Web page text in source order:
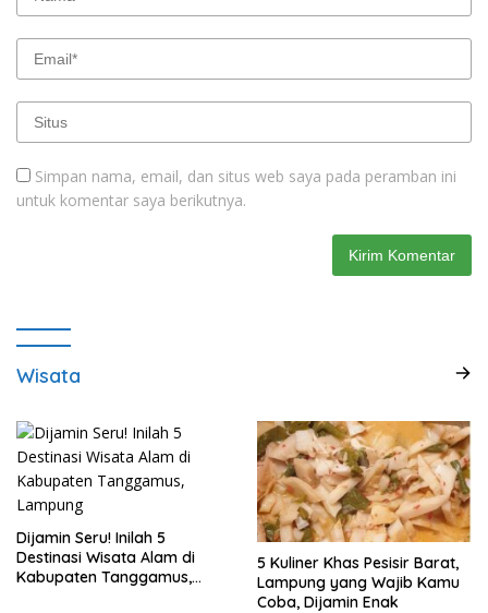
Simpan nama, email, dan situs web saya pada peramban ini
untuk komentar saya berikutnya.
Wisata
Dijamin Seru! Inilah 5
Destinasi Wisata Alam di
Kabupaten Tanggamus,
5 Kuliner Khas Pesisir Barat,
Lampung yang Wajib Kamu
Coba, Dijamin Enak